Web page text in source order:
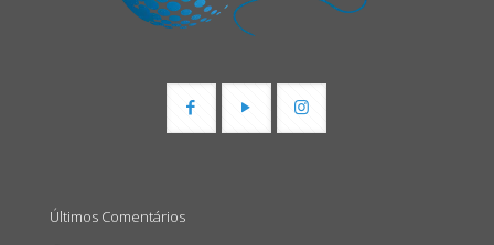
Últimos Comentários